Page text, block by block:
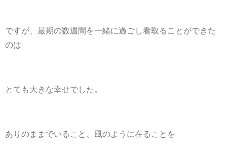
ですが、最期の数週間を一緒に過ごし看取ることができた
のは
とても大きな幸せでした。
ありのままでいること、風のように在ることを